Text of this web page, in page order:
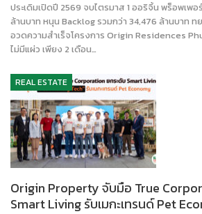
ประเดิมเปิดปี 2569 จบไตรมาส 1 ออริจิ้น พร็อพเพอ
ล้านบาท หนุน Backlog รวมกว่า 34,476 ล้านบาท ท
อวดความสำเร็จโครงการ Origin Residences
ไม่มีแผ่ว เพียง 2 เดือน…
REAL ESTATE
Origin Property จับมือ True
Smart Living รับเมกะเทรนด์ Pet